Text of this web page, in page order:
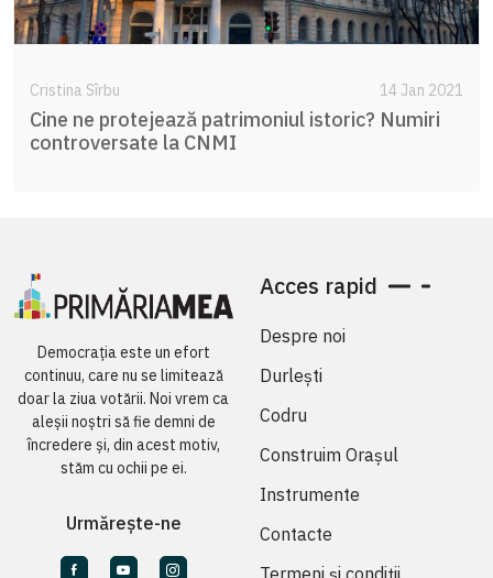
Cristina Sîrbu 14 Jan 2021
Cine ne protejează patrimoniul istoric? Numiri
controversate la CNMI
Democrația este un efort
continuu, care nu se limitează
doar la ziua votării. Noi vrem ca
aleșii noștri să fie demni de
încredere și, din acest motiv,
stăm cu ochii pe ei.
Urmărește-ne
Acces rapid
Despre noi
Durlești
Codru
Construim Orașul
Instrumente
Contacte
Termeni și condiții